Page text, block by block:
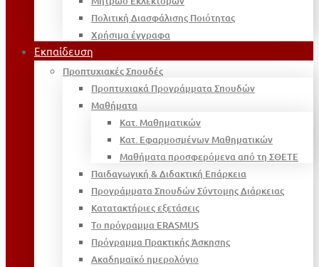
Πολιτική Διασφάλισης Ποιότητας
Χρήσιμα έγγραφα
Εκπαίδευση
Προπτυχιακές Σπουδές
Προπτυχιακά Προγράμματα Σπουδών
Μαθήματα
Κατ. Μαθηματικών
Κατ. Εφαρμοσμένων Μαθηματικών
Μαθήματα προσφερόμενα από τη ΣΘΕΤΕ
Παιδαγωγική & Διδακτική Επάρκεια
Προγράμματα Σπουδών Σύντομης Διάρκειας
Κατατακτήριες εξετάσεις
Το πρόγραμμα ERASMUS
Πρόγραμμα Πρακτικής Άσκησης
Ακαδημαϊκό ημερολόγιο